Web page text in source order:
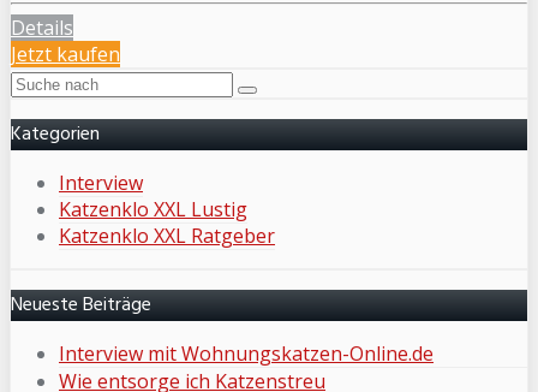
Details
Jetzt kaufen
Kategorien
Interview
Katzenklo XXL Lustig
Katzenklo XXL Ratgeber
Neueste Beiträge
Interview mit Wohnungskatzen-Online.de
Wie entsorge ich Katzenstreu